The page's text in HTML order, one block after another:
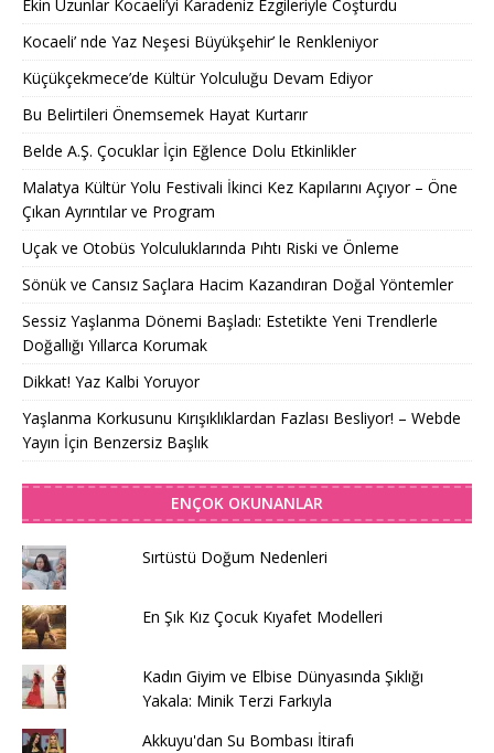
Ekin Uzunlar Kocaeli’yi Karadeniz Ezgileriyle Coşturdu
Kocaeli’ nde Yaz Neşesi Büyükşehir’ le Renkleniyor
Küçükçekmece’de Kültür Yolculuğu Devam Ediyor
Bu Belirtileri Önemsemek Hayat Kurtarır
Belde A.Ş. Çocuklar İçin Eğlence Dolu Etkinlikler
Malatya Kültür Yolu Festivali İkinci Kez Kapılarını Açıyor – Öne
Çıkan Ayrıntılar ve Program
Uçak ve Otobüs Yolculuklarında Pıhtı Riski ve Önleme
Sönük ve Cansız Saçlara Hacim Kazandıran Doğal Yöntemler
Sessiz Yaşlanma Dönemi Başladı: Estetikte Yeni Trendlerle
Doğallığı Yıllarca Korumak
Dikkat! Yaz Kalbi Yoruyor
Yaşlanma Korkusunu Kırışıklıklardan Fazlası Besliyor! – Webde
Yayın İçin Benzersiz Başlık
ENÇOK OKUNANLAR
Sırtüstü Doğum Nedenleri
En Şık Kız Çocuk Kıyafet Modelleri
Kadın Giyim ve Elbise Dünyasında Şıklığı
Yakala: Minik Terzi Farkıyla
Akkuyu'dan Su Bombası İtirafı